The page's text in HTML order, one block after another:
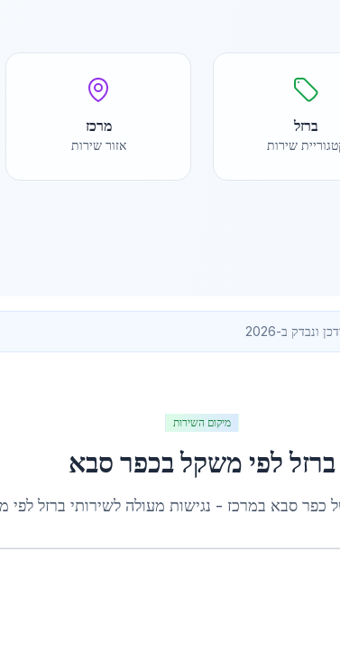
ברזל
שירות
מרכז
אזור שירות
ונבדק ב-2026
מיקום השירות
ברזל לפי משקלבכפר סבא
כפר סבא במרכז - נגישות מעולה לשירותי ברזל לפי